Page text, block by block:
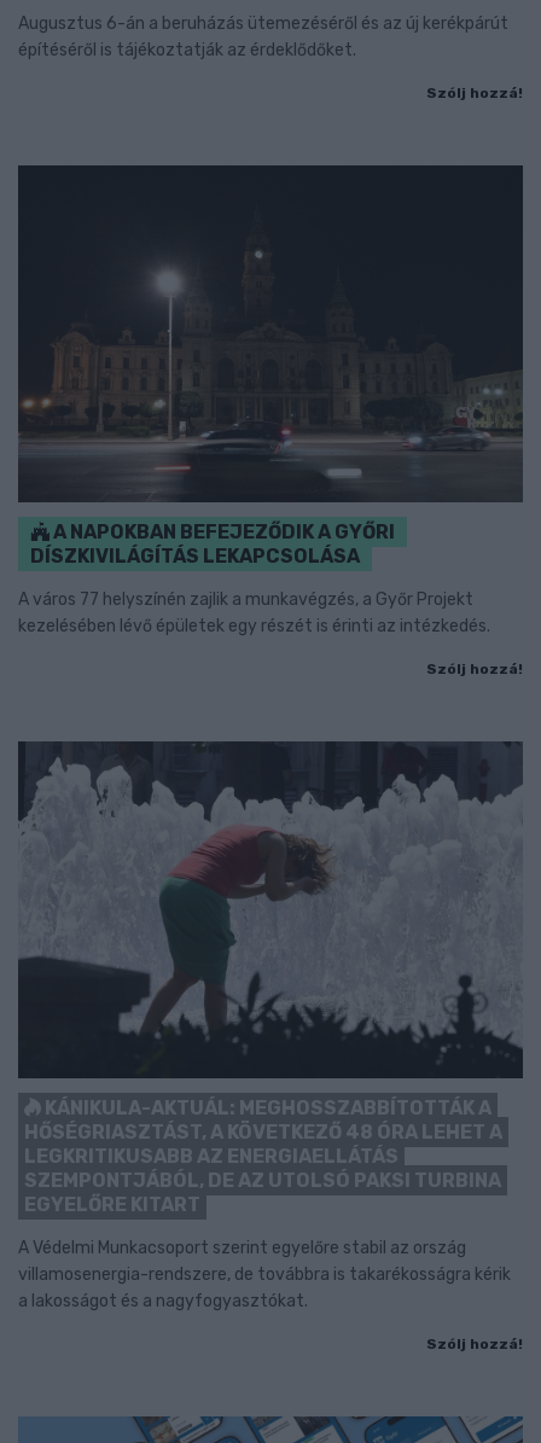
Augusztus 6-án a beruházás ütemezéséről és az új kerékpárút
építéséről is tájékoztatják az érdeklődőket.
Szólj hozzá!
A NAPOKBAN BEFEJEZŐDIK A GYŐRI
DÍSZKIVILÁGÍTÁS LEKAPCSOLÁSA
A város 77 helyszínén zajlik a munkavégzés, a Győr Projekt
kezelésében lévő épületek egy részét is érinti az intézkedés.
Szólj hozzá!
KÁNIKULA-AKTUÁL: MEGHOSSZABBÍTOTTÁK A
HŐSÉGRIASZTÁST, A KÖVETKEZŐ 48 ÓRA LEHET A
LEGKRITIKUSABB AZ ENERGIAELLÁTÁS
SZEMPONTJÁBÓL, DE AZ UTOLSÓ PAKSI TURBINA
EGYELŐRE KITART
A Védelmi Munkacsoport szerint egyelőre stabil az ország
villamosenergia-rendszere, de továbbra is takarékosságra kérik
a lakosságot és a nagyfogyasztókat.
Szólj hozzá!